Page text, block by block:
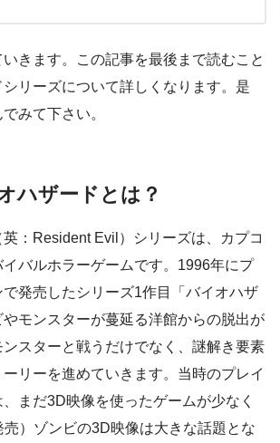
きます。この記事を最後まで読むこと
リーズについて詳しくなります。是
みて下さい。
ハザードとは？
：Resident Evil）シリーズは、カプコ
バルホラーゲームです。1996年にプ
発売したシリーズ1作目「バイオハザ
モンスターが蔓延る洋館からの脱出が
ンスターと戦うだけでなく、謎解き要素
リーを進めていきます。当時のプレイ
まだ3D映像を使ったゲームが少なく
売）ゾンビの3D映像は大きな話題とな